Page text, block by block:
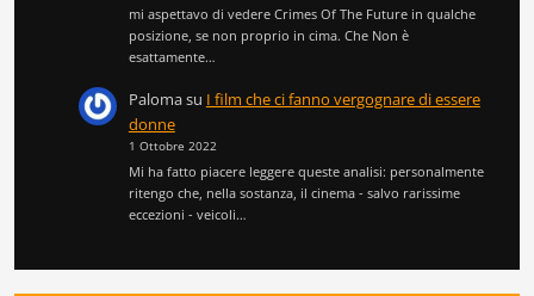
mi aspettavo di vedere Crimes Of The Future in qualche
posizione, se non proprio in cima. Che Non è
esattamente…
Palomasu I film che ci fanno vergognare di essere
donne
1 Ottobre 2022
Mi ha fatto piacere leggere queste analisi: personalmente
ritengo che, nella sostanza, il cinema - salvo rarissime
eccezioni - veicoli…